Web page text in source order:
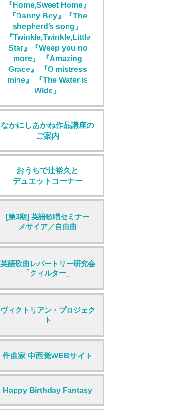
『Home,Sweet Home』
『Danny Boy』『The
shepherd’s song』
『Twinkle,Twinkle,Little
Star』『Weep you no
more』 『Amazing
Grace』 『O mistress
mine』 『The Water is
Wide』
なかにしあかね作品講座の
ご案内
おうちで辻裕久と
デュエットコーナー
[第3期] 英語歌唱セミナー
メサイア／自由曲
英語歌曲レパートリー研究会
「クィルター」
ヴィクトリアン・プロジェク
ト
作曲家 中西覚WEBサイト
Happy Birthday Fantasy